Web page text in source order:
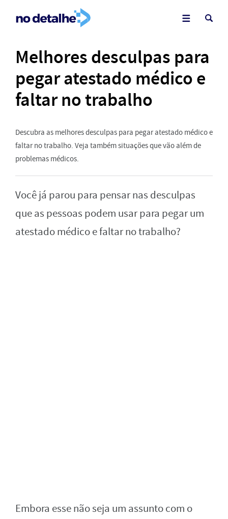
Melhores desculpas para
pegar atestado médico e
faltar no trabalho
Descubra as melhores desculpas para pegar atestado médico e
faltar no trabalho. Veja também situações que vão além de
problemas médicos.
Você já parou para pensar nas desculpas
que as pessoas podem usar para pegar um
atestado médico e faltar no trabalho?
Embora esse não seja um assunto com o